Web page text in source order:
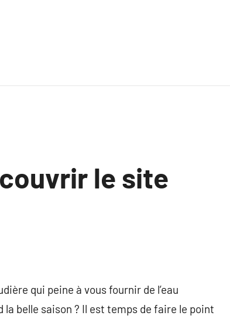
le site
qui peine à vous fournir de l’eau
la belle saison ? Il est temps de faire le point